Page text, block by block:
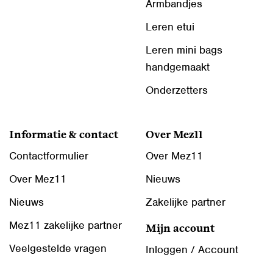
Armbandjes
Leren etui
Leren mini bags
handgemaakt
Onderzetters
Informatie & contact
Contactformulier
Over Mez11
Nieuws
Mez11 zakelijke partner
Veelgestelde vragen
Over Mez11
Over Mez11
Nieuws
Zakelijke partner
Mijn account
Inloggen / Account